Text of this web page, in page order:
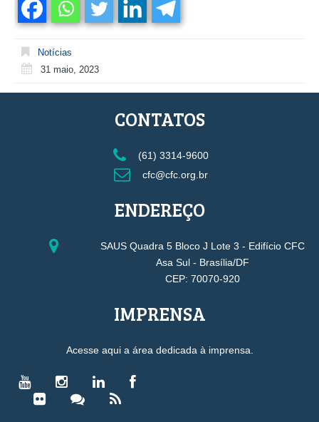
Notícias
31 maio, 2023
CONTATOS
(61) 3314-9600
cfc@cfc.org.br
ENDEREÇO
SAUS Quadra 5 Bloco J Lote 3 - Edifício CFC
Asa Sul - Brasília/DF
CEP: 70070-920
IMPRENSA
Acesse aqui a área dedicada à imprensa.